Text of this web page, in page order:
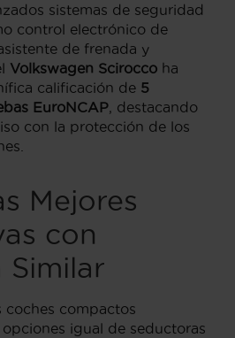
sistemas de seguridad
control electrónico de
de frenada y
Volkswagen Scirocco ha
calificación de 5
EuroNCAP, destacando
con la protección de los
Mejores
con
Similar
coches compactos
igual de seductoras